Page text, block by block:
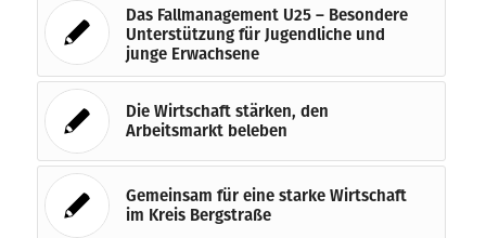
Das Fallmanagement U25 – Besondere
Unterstützung für Jugendliche und
junge Erwachsene
Die Wirtschaft stärken, den
Arbeitsmarkt beleben
Gemeinsam für eine starke Wirtschaft
im Kreis Bergstraße